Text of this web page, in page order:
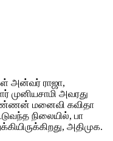
அன்வர் ராஜா,
அவரது
மனைவி கவிதா
நிலையில், பா
அதிமுக.